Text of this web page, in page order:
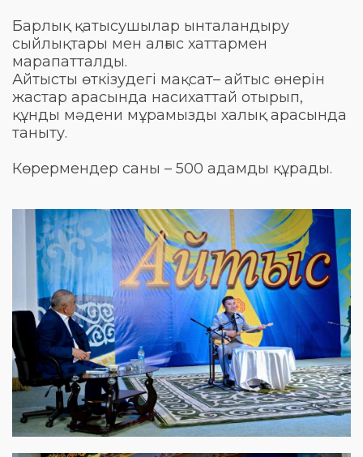
Барлық қатысушылар ынталандыру
сыйлықтары мен алғыс хаттармен
марапатталды.
Айтысты өткізудегі мақсат– айтыс өнерін
жастар арасында насихаттай отырып,
құнды мәдени мұрамызды халық арасында
таныту.
Көрермендер саны – 500 адамды құрады.